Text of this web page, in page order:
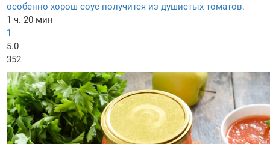
особенно хорош соус получится из душистых томатов.
1 ч. 20 мин
1
5.0
352